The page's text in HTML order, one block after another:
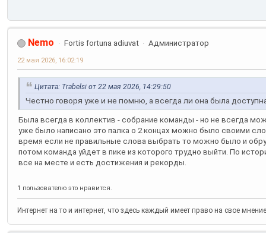
Nemo Fortis fortuna adiuvat Администратор
22 мая 2026, 16:02:19
Цитата: Trabelsi от 22 мая 2026, 14:29:50
Честно говоря уже и не помню, а всегда ли она была
Была всегда в коллектив - собрание команды - но не всегда
уже было написано это палка о 2 концах можно было своими
время если не правильные слова выбрать то можно было и
потом команда уйдет в пике из которого трудно выйти. По
все на месте и есть достижения и рекорды.
1 пользователю это нравится.
Интернет на то и интернет, что здесь каждый имеет право на свое